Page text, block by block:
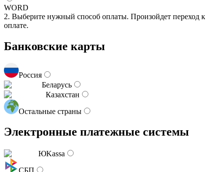
WORD
2. Выберите нужный способ оплаты. Произойдет переход к
оплате.
Банковские карты
Россия
Беларусь
Казахстан
Остальные страны
Электронные платежные системы
ЮKassa